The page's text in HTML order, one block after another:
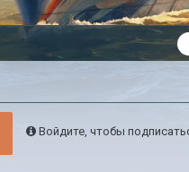
Войдите, чтобы